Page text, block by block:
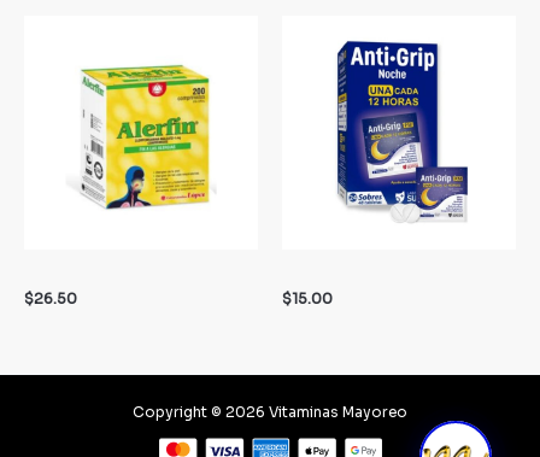
$26.50 $15.00
Copyright © 2026 Vitaminas Mayoreo